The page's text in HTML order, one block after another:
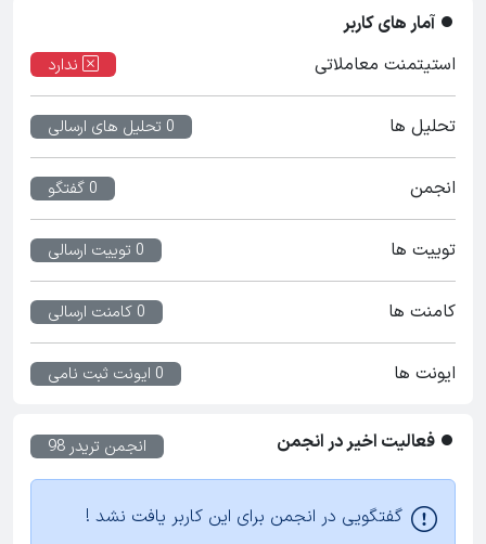
آمار های کاربر
استیتمنت معاملاتی
ندارد
تحلیل ها 0 تحلیل های ارسالی
انجمن 0 گفتگو
توییت ها 0 توییت ارسالی
کامنت ها 0 کامنت ارسالی
ایونت ها 0 ایونت ثبت نامی
فعالیت اخیر در انجمن انجمن تریدر 98
گفتگویی در انجمن برای این کاربر یافت نشد !